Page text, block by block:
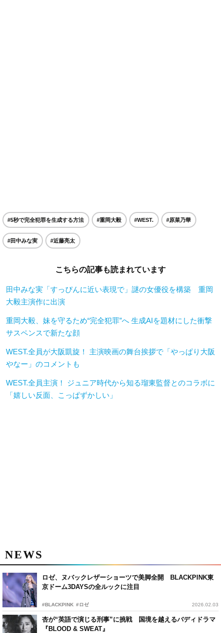
#5秒で完全犯罪を生成する方法 #重岡大毅 #WEST. #原菜乃華
#田中みな実 #近藤亮太
こちらの記事も読まれています
田中みな実「すっぴんに近い表現で」謎の女優役を構築 重岡
大毅主演作に出演
重岡大毅、妹を守るため“完全犯罪”へ 生成AIを題材にした衝撃
サスペンスで新たな顔
WEST.全員が大阪凱旋！ 主演映画の舞台挨拶で「やっぱり大阪
やなー」のコメントも
WEST.全員主演！ ジュニア時代から知る瑠東監督とのコラボに
「嬉しい反面、こっぱずかしい」
NEWS
ロゼ、ヌバックレザーショーツで美脚全開 BLACKPINK東
京ドーム3DAYSの全ルックに注目
#BLACKPINK #ロゼ 2026.02.03
杏が“英語で演じる刑事”に挑戦 国境を越えるバディドラマ
『BLOOD & SWEAT』